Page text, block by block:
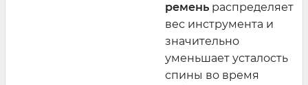
ремень распределяет
вес инструмента и
значительно
уменьшает усталость
спины во время